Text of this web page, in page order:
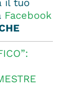
il tuo
Facebook